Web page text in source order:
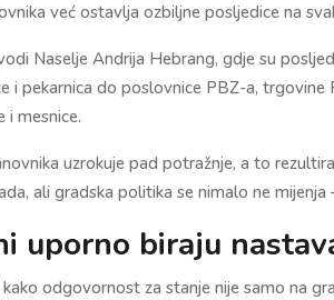
već ostavlja ozbiljne posljedice na
Naselje Andrija Hebrang, gdje su
i pekarnica do poslovnice PBZ-a, trgovine
i mesnice.
uzrokuje pad potražnje, a to
ali gradska politika se nimalo ne mijenja
uporno biraju
odgovornost za stanje nije samo na